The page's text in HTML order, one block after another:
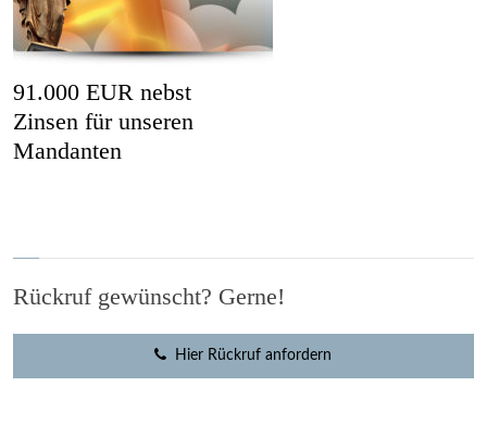
91.000 EUR nebst
Zinsen für unseren
Mandanten
Rückruf gewünscht? Gerne!
Hier Rückruf anfordern